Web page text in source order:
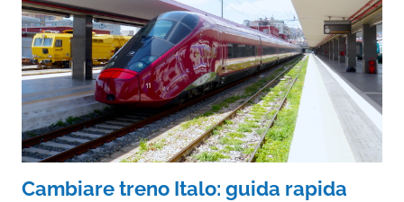
Cambiare treno Italo: guida rapida